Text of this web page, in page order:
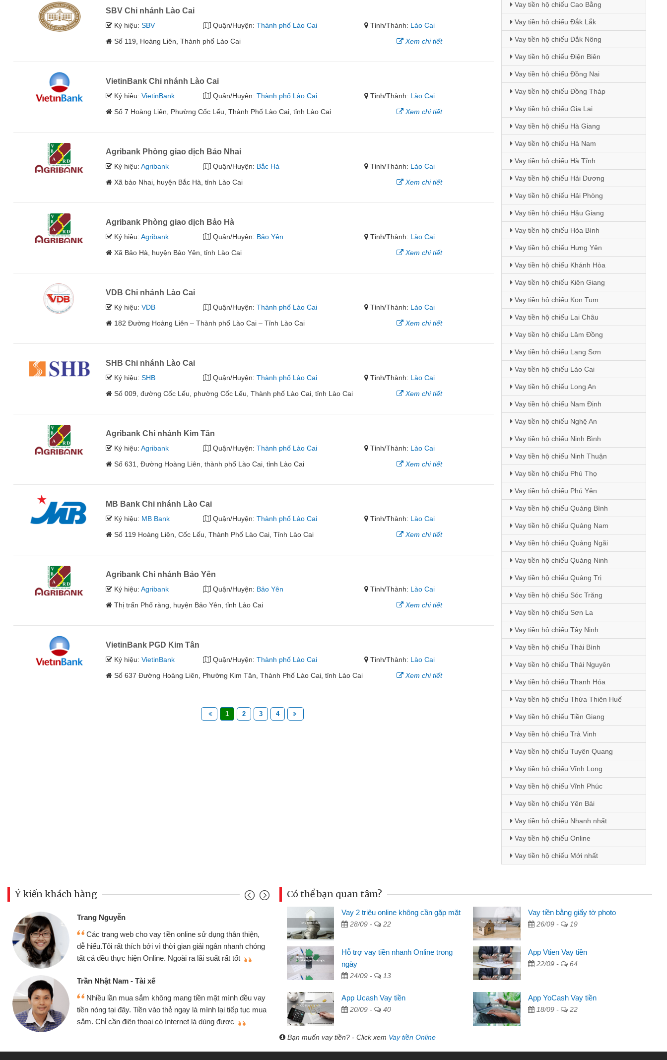
SBV Chi nhánh Lào Cai
Ký hiệu:SBV Quận/Huyện: Thành phố Lào Cai Tỉnh/Thành: Lào Cai
Số 119, Hoàng Liên, Thành phố Lào Cai
Xem chi tiết
VietinBank Chi nhánh Lào Cai
Ký hiệu:VietinBank Quận/Huyện: Thành phố Lào Cai Tỉnh/Thành: Lào Cai
Số 7 Hoàng Liên, Phường Cốc Lếu, Thành Phố Lào Cai, tỉnh Lào Cai
Xem chi tiết
Agribank Phòng giao dịch Bảo Nhai
Ký hiệu:Agribank Quận/Huyện: Bắc Hà Tỉnh/Thành: Lào Cai
Xã bảo Nhai, huyện Bắc Hà, tỉnh Lào Cai
Xem chi tiết
Agribank Phòng giao dịch Bảo Hà
Ký hiệu:Agribank Quận/Huyện: Bảo Yên Tỉnh/Thành: Lào Cai
Xã Bảo Hà, huyện Bảo Yên, tỉnh Lào Cai
Xem chi tiết
VDB Chi nhánh Lào Cai
Ký hiệu:VDB Quận/Huyện: Thành phố Lào Cai Tỉnh/Thành: Lào Cai
182 Đường Hoàng Liên – Thành phố Lào Cai – Tỉnh Lào Cai
Xem chi tiết
SHB Chi nhánh Lào Cai
Ký hiệu:SHB Quận/Huyện: Thành phố Lào Cai Tỉnh/Thành: Lào Cai
Số 009, đường Cốc Lếu, phường Cốc Lếu, Thành phố Lào Cai, tỉnh Lào Cai
Xem chi tiết
Agribank Chi nhánh Kim Tân
Ký hiệu:Agribank Quận/Huyện: Thành phố Lào Cai Tỉnh/Thành: Lào Cai
Số 631, Đường Hoàng Liên, thành phố Lào Cai, tỉnh Lào Cai
Xem chi tiết
MB Bank Chi nhánh Lào Cai
Ký hiệu: MB Bank Quận/Huyện: Thành phố Lào Cai Tỉnh/Thành: Lào Cai
Số 119 Hoàng Liên, Cốc Lếu, Thành Phố Lào Cai, Tỉnh Lào Cai
Xem chi tiết
Agribank Chi nhánh Bảo Yên
Ký hiệu:Agribank Quận/Huyện: Bảo Yên Tỉnh/Thành: Lào Cai
Thị trấn Phố ràng, huyện Bảo Yên, tỉnh Lào Cai
Xem chi tiết
VietinBank PGD Kim Tân
Ký hiệu:VietinBank Quận/Huyện: Thành phố Lào Cai Tỉnh/Thành: Lào Cai
Số 637 Đường Hoàng Liên, Phường Kim Tân, Thành Phố Lào Cai, tỉnh Lào Cai
Xem chi tiết
1 2 3 4
Vay tiền hộ chiếu Cao Bằng
Vay tiền hộ chiếu Đắk Lắk
Vay tiền hộ chiếu Đắk Nông
Vay tiền hộ chiếu Điện Biên
Vay tiền hộ chiếu Đồng Nai
Vay tiền hộ chiếu Đồng Tháp
Vay tiền hộ chiếu Gia Lai
Vay tiền hộ chiếu Hà Giang
Vay tiền hộ chiếu Hà Nam
Vay tiền hộ chiếu Hà Tĩnh
Vay tiền hộ chiếu Hải Dương
Vay tiền hộ chiếu Hải Phòng
Vay tiền hộ chiếu Hậu Giang
Vay tiền hộ chiếu Hòa Bình
Vay tiền hộ chiếu Hưng Yên
Vay tiền hộ chiếu Khánh Hòa
Vay tiền hộ chiếu Kiên Giang
Vay tiền hộ chiếu Kon Tum
Vay tiền hộ chiếu Lai Châu
Vay tiền hộ chiếu Lâm Đồng
Vay tiền hộ chiếu Lạng Sơn
Vay tiền hộ chiếu Lào Cai
Vay tiền hộ chiếu Long An
Vay tiền hộ chiếu Nam Định
Vay tiền hộ chiếu Nghệ An
Vay tiền hộ chiếu Ninh Bình
Vay tiền hộ chiếu Ninh Thuận
Vay tiền hộ chiếu Phú Thọ
Vay tiền hộ chiếu Phú Yên
Vay tiền hộ chiếu Quảng Bình
Vay tiền hộ chiếu Quảng Nam
Vay tiền hộ chiếu Quảng Ngãi
Vay tiền hộ chiếu Quảng Ninh
Vay tiền hộ chiếu Quảng Trị
Vay tiền hộ chiếu Sóc Trăng
Vay tiền hộ chiếu Sơn La
Vay tiền hộ chiếu Tây Ninh
Vay tiền hộ chiếu Thái Bình
Vay tiền hộ chiếu Thái Nguyên
Vay tiền hộ chiếu Thanh Hóa
Vay tiền hộ chiếu Thừa Thiên Huế
Vay tiền hộ chiếu Tiền Giang
Vay tiền hộ chiếu Trà Vinh
Vay tiền hộ chiếu Tuyên Quang
Vay tiền hộ chiếu Vĩnh Long
Vay tiền hộ chiếu Vĩnh Phúc
Vay tiền hộ chiếu Yên Bái
Vay tiền hộ chiếu Nhanh nhất
Vay tiền hộ chiếu Online
Vay tiền hộ chiếu Mới nhất
Ý kiến khách hàng
thân thiện,
nhanh chóng
rất tốt
mình đều vay
lại tiếp tục mua
được
Mình cần tiền gấp nên định cầm cố chiếc xe wave
nhưng thật may đã có gói vay tiền bằng CMND online
không cần gặp mặt nên rất tiện lợi, sẽ giới thiệu cho bạn
Tôi kinh doanh buôn bán nhỏ lẻ nhiều lúc cần vốn nhập
hàng, nhờ biết đến website qua bạn bè giới thiệu tôi đã giải
quyết được công việc của mình nhanh chóng
Mai Lan - Sinh viên
Tôi biết đến thông qua quảng cáo trên facebook. Tôi là
sinh viên nên cần đóng tiền nhà, sinh nhật bạn bè, mà đọc
thấy thủ tục nhanh gọn nên tôi quyết định vay
Mất 2 tuần các ngân hàng không ai cho vay. Trong khi
cần có 2 triệu để giải quyết việc riêng, trong 1-2 ngày tôi trả
được thôi. Cảm ơn đã giúp tôi kịp thời và nhanh chóng
Có thể bạn quan tâm?
Vay 2 triệu online không cần gặp mặt
28/09 - 22
Vay tiền bằng giấy tờ photo
26/09 - 19
Hỗ trợ vay tiền nhanh Online trong
ngày
24/09 - 13
App Vtien Vay tiền
22/09 - 64
App Ucash Vay tiền
20/09 - 40
App YoCash Vay tiền
18/09 - 22
Bạn muốn vay tiền? - Click xem Vay tiền Online